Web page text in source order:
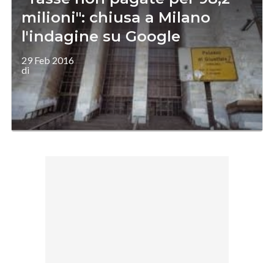
milioni": chiusa a Milano
l'indagine su Google
29 Feb 2016
di